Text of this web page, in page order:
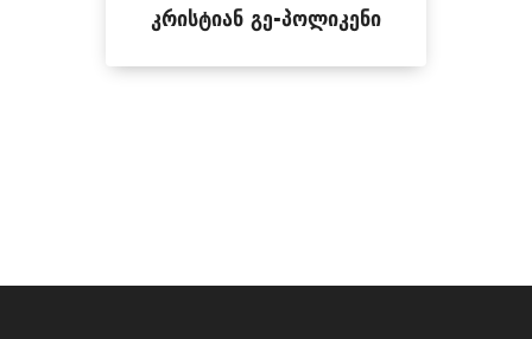
კრისტიან გე-პოლიკენი